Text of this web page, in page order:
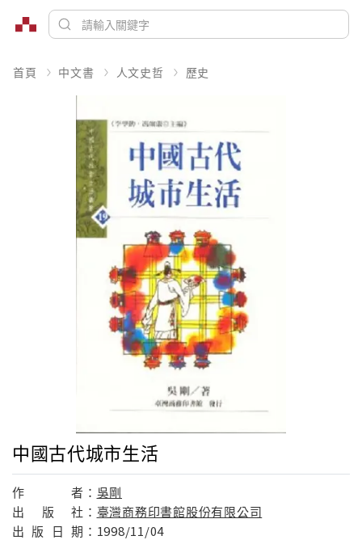
首頁 中文書 人文史哲 歷史
中國古代城市生活
作 者： 吳剛
出
版 社： 臺灣商務印書館股份有限公司
出 版 日 期： 1998/11/04